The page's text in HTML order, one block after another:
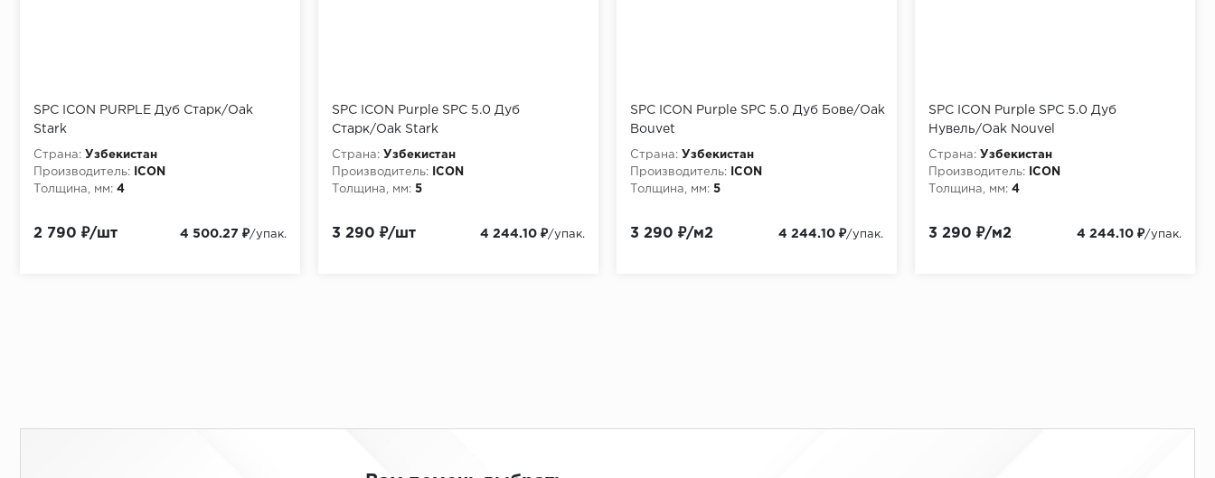
SPC ICON PURPLE Дуб Старк/Oak
Stark
Страна: Узбекистан
Производитель:
ICON
Толщина, мм: 4
2 790 ₽/шт 4 500.27 ₽/упак.
SPC ICON Purple SPC 5.0 Дуб
Старк/Oak Stark
Страна: Узбекистан
Производитель:
ICON
Толщина, мм: 5
3 290 ₽/шт 4 244.10 ₽/упак.
SPC ICON Purple SPC 5.0 Дуб Бове/Oak
Bouvet
Страна: Узбекистан
Производитель:
ICON
Толщина, мм: 5
3 290 ₽/м2 4 244.10 ₽/упак.
SPC ICON Purple SPC 5.0 Дуб
Нувель/Oak Nouvel
Страна: Узбекистан
Производитель:
ICON
Толщина, мм: 4
3 290 ₽/м2 4 244.10 ₽/упак.